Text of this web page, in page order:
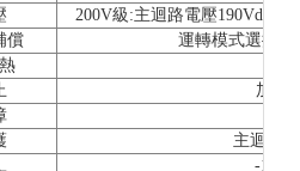
200V級:主迴路電壓190Vdc以
償
運轉模式選擇約
加減
主迴路
-